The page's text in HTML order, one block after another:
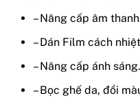
– Nâng cấp âm
– Dán Film cách
– Nâng cấp ánh sáng.
– Bọc ghế da, đổi